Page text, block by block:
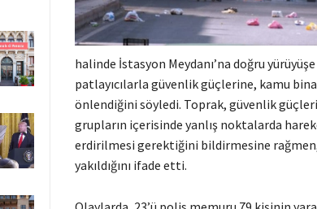
halinde İstasyon Meydanı’na doğru
patlayıcılarla güvenlik güçlerine, kamu
önlendiğini söyledi. Toprak, güvenlik
grupların içerisinde yanlış noktalarda
erdirilmesi gerektiğini bildirmesine
yakıldığını ifade etti.